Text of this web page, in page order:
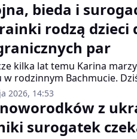
bieda i
rodzą dzieci
par
kilka lat temu Karina
w rodzinnym Bachmucie.
mieszka pod Kijowem i
ciąży z dzieckiem, które
Nosi córkę chińskiej pary
surogacji — branży,
2026, 14:53
z
surogatek